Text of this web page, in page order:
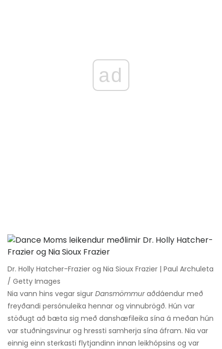
ad
Dr. Holly Hatcher-Frazier og Nia Sioux Frazier | Paul Archuleta
/ Getty Images
Nia vann hins vegar sigur Dansmömmuraðdáendur með
freyðandi persónuleika hennar og vinnubrögð. Hún var
stöðugt að bæta sig með danshæfileika sína á meðan hún
var stuðningsvinur og hressti samherja sína áfram. Nia var
einnig einn sterkasti flytjandinn innan leikhópsins og var